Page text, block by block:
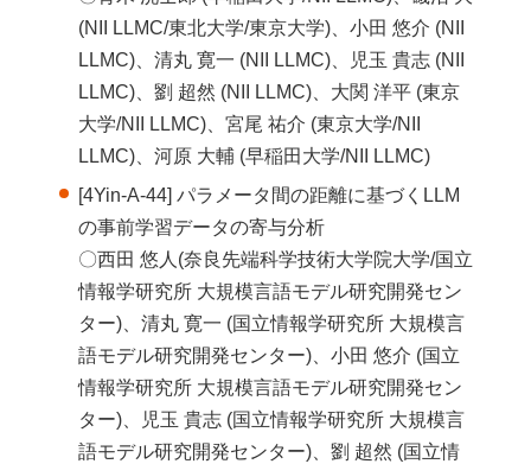
(NII LLMC/東北大学/東京大学)、小田 悠介 (NII
LLMC)、清丸 寛一 (NII LLMC)、児玉 貴志 (NII
LLMC)、劉 超然 (NII LLMC)、大関 洋平 (東京
大学/NII LLMC)、宮尾 祐介 (東京大学/NII
LLMC)、河原 大輔 (早稲田大学/NII LLMC)
[4Yin-A-44] パラメータ間の距離に基づくLLM
の事前学習データの寄与分析
〇西田 悠人(奈良先端科学技術大学院大学/国立
情報学研究所 大規模言語モデル研究開発セン
ター)、清丸 寛一 (国立情報学研究所 大規模言
語モデル研究開発センター)、小田 悠介 (国立
情報学研究所 大規模言語モデル研究開発セン
ター)、児玉 貴志 (国立情報学研究所 大規模言
語モデル研究開発センター)、劉 超然 (国立情